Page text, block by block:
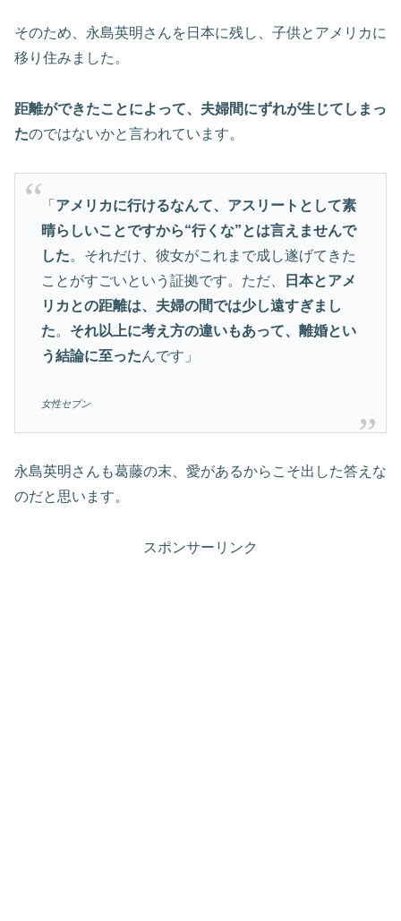
そのため、永島英明さんを日本に残し、子供とアメリカに
移り住みました。
距離ができたことによって、夫婦間にずれが生じてしまっ
たのではないかと言われています。
「 アメリカに行けるなんて、アスリートとして素
晴らしいことですから“行くな”とは言えませんで
した。それだけ、彼女がこれまで成し遂げてきた
ことがすごいという証拠です。ただ、
日本とアメ
リカとの距離は、夫婦の間では少し遠すぎまし
た。 それ以上に考え方の違いもあって、離婚とい
う結論に至ったんです」
女性セブン
永島英明さんも葛藤の末、愛があるからこそ出した答えな
のだと思います。
スポンサーリンク